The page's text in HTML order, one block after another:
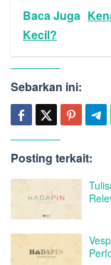
Baca Juga
Kecil?
Sebarkan ini:
Posting terkait: